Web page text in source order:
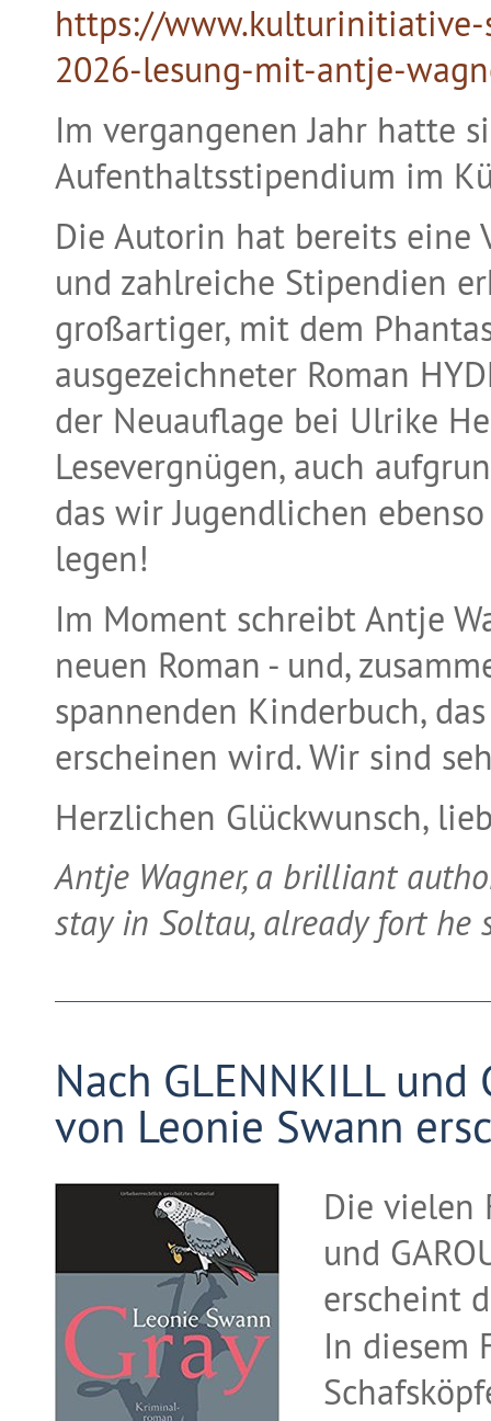
https://
2026-lesung-mit-antje-
Im vergangenen Jahr hatte
Aufenthaltsstipendium im
Die Autorin hat bereits eine
und zahlreiche Stipendien
großartiger, mit dem
ausgezeichneter Roman
der Neuauflage bei Ulrike
Lesevergnügen, auch
das wir Jugendlichen
legen!
Im Moment schreibt Antje
neuen Roman - und,
spannenden Kinderbuch,
erscheinen wird. Wir sind
Herzlichen Glückwunsch,
Antje Wagner, a brilliant
stay in Soltau, already fort he
Nach GLENNKILL
von Leonie Swann
Die vielen
und
erscheint
In diesem